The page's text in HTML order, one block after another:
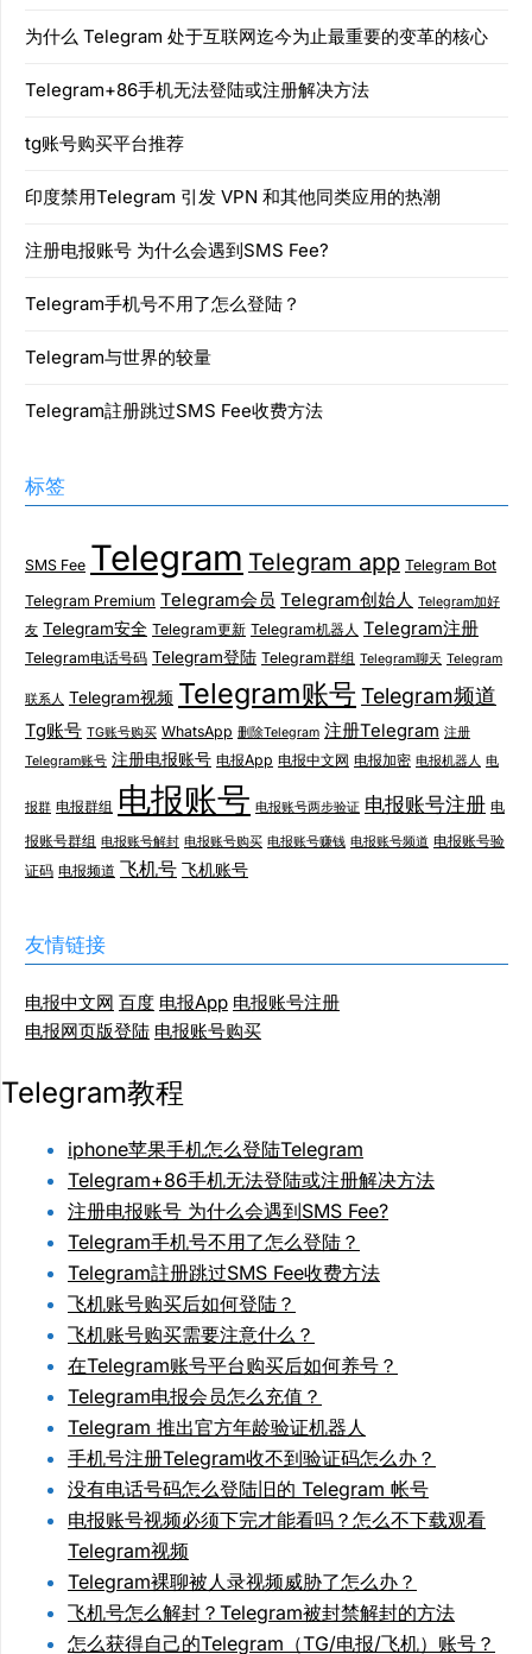
为什么 Telegram 处于互联网迄今为止最重要的变革的核心
Telegram+86手机无法登陆或注册解决方法
tg账号购买平台推荐
印度禁用Telegram 引发 VPN 和其他同类应用的热潮
注册电报账号 为什么会遇到SMS Fee?
Telegram手机号不用了怎么登陆？
Telegram与世界的较量
Telegram註册跳过SMS Fee收费方法
标签
SMS Fee Telegram Telegram app Telegram Bot
Telegram Premium Telegram会员 Telegram创始人 Telegram加好
友 Telegram安全 Telegram更新 Telegram机器人 Telegram注册
Telegram电话号码 Telegram登陆 Telegram群组 Telegram聊天 Telegram
联系人 Telegram视频 Telegram账号 Telegram频道
Tg账号 TG账号购买 WhatsApp 删除Telegram 注册Telegram 注册
Telegram账号 注册电报账号 电报App 电报中文网 电报加密 电报机器人 电
报群 电报群组 电报账号 电报账号两步验证 电报账号注册 电
报账号群组 电报账号解封 电报账号购买 电报账号赚钱 电报账号频道 电报账号验
证码 电报频道 飞机号 飞机账号
友情链接
电报中文网 百度 电报App 电报账号注册
电报网页版登陆 电报账号购买
Telegram教程
iphone苹果手机怎么登陆Telegram
Telegram+86手机无法登陆或注册解决方法
注册电报账号 为什么会遇到SMS Fee?
Telegram手机号不用了怎么登陆？
Telegram註册跳过SMS Fee收费方法
飞机账号购买后如何登陆？
飞机账号购买需要注意什么？
在Telegram账号平台购买后如何养号？
Telegram电报会员怎么充值？
Telegram 推出官方年龄验证机器人
手机号注册Telegram收不到验证码怎么办？
没有电话号码怎么登陆旧的 Telegram 帐号
电报账号视频必须下完才能看吗？怎么不下载观看
Telegram视频
Telegram裸聊被人录视频威胁了怎么办？
飞机号怎么解封？Telegram被封禁解封的方法
怎么获得自己的Telegram（TG/电报/飞机）账号？